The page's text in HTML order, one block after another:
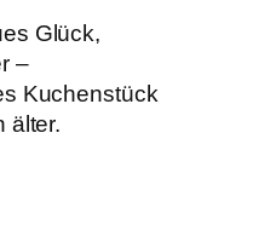
Glück,
–
Kuchenstück
älter.